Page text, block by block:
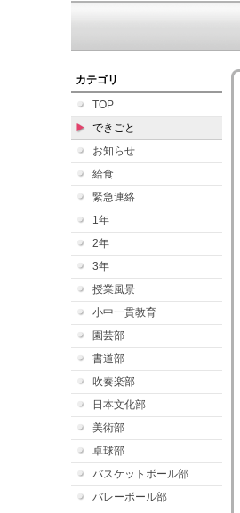
カテゴリ
TOP
できごと
お知らせ
給食
緊急連絡
1年
2年
3年
授業風景
小中一貫教育
園芸部
書道部
吹奏楽部
日本文化部
美術部
卓球部
バスケットボール部
バレーボール部